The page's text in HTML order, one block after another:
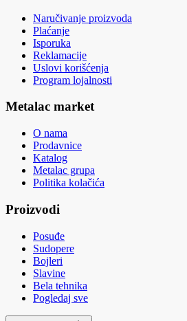
Naručivanje proizvoda
Plaćanje
Isporuka
Reklamacije
Uslovi korišćenja
Program lojalnosti
Metalac market
O nama
Prodavnice
Katalog
Metalac grupa
Politika kolačića
Proizvodi
Posuđe
Sudopere
Bojleri
Slavine
Bela tehnika
Pogledaj sve